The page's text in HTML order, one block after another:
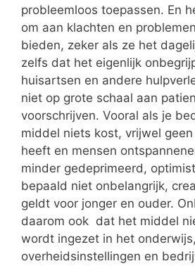
probleemloos toepassen. En
om aan klachten en
bieden, zeker als ze het
zelfs dat het eigenlijk
huisartsen en andere
niet op grote schaal aan
voorschrijven. Vooral als je
middel niets kost, vrijwel
heeft en mensen
minder gedeprimeerd,
bepaald niet onbelangrijk,
geldt voor jonger en ouder.
daarom ook dat het middel
wordt ingezet in het
overheidsinstellingen en